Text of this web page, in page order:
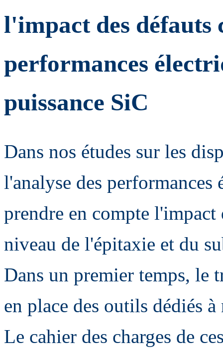
l'impact des défauts
performances
puissance SiC
Dans nos études sur les
l'analyse des
prendre en compte l'impact
niveau de l'épitaxie et du
Dans un premier temps, le
en place des outils dédiés
Le cahier des charges de